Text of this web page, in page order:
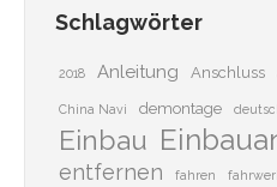
Schlagwörter
2018 Anleitung Anschluss
China Navi demontage
Einbau
entfernen fahren